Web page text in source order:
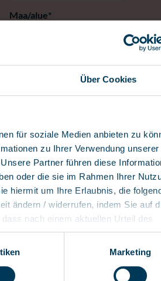
Über Cookies
für soziale Medien anbieten zu
zu Ihrer Verwendung unserer
Partner führen diese
oder die sie im Rahmen Ihrer
hiermit um Ihre Erlaubnis, die
ändern / widerrufen, indem Sie auf
nach einem aktuellen Urteil des
und damit ein Risiko für den
Ihre Daten durch US-Behörden zu
Standarddatenschutzklauseln
Marketing
Maa/alue*
myneva Finland saa lähettää minulle
myneva Group GmbH on sitoutunut
henkilötietolainsäädännön sekä muun
lähettämällä lomakkeen hyväksyn, että
tiedot asiakasrekisteriinsä ja voi käsitellä
markkinoinnissa.
Voit milloin tahansa perua kyseiset
tilauksen peruuttamisesta,
olemme sitoutuneet suojelemaan ja
saat tietosuojaselosteestamme.